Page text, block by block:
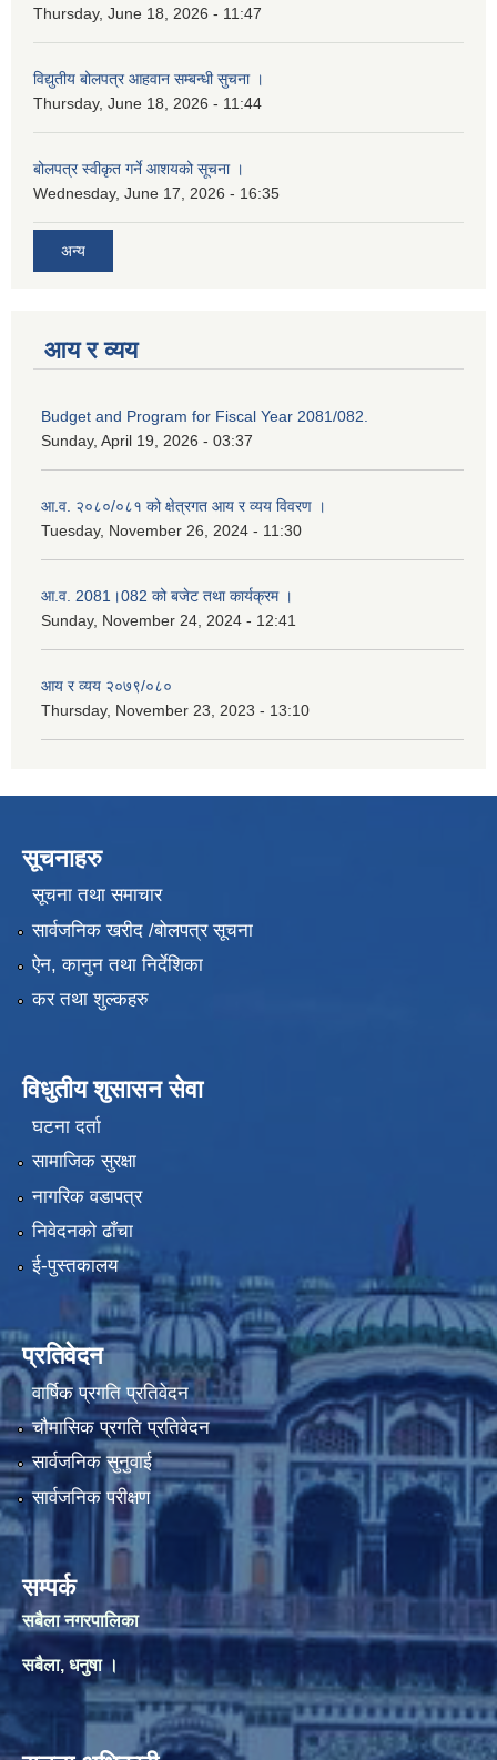
Thursday, June 18, 2026 - 11:47
विद्युतीय बोलपत्र आहवान सम्बन्धी सुचना ।
Thursday, June 18, 2026 - 11:44
बोलपत्र स्वीकृत गर्ने आशयको सूचना ।
Wednesday, June 17, 2026 - 16:35
अन्य
आय र व्यय
Budget and Program for Fiscal Year 2081/082.
Sunday, April 19, 2026 - 03:37
आ.व. २०८०/०८१ को क्षेत्रगत आय र व्यय विवरण ।
Tuesday, November 26, 2024 - 11:30
आ.व. 2081।082 को बजेट तथा कार्यक्रम ।
Sunday, November 24, 2024 - 12:41
आय र व्यय २०७९/०८०
Thursday, November 23, 2023 - 13:10
सूचनाहरु
सूचना तथा समाचार
सार्वजनिक खरीद /बोलपत्र सूचना
ऐन, कानुन तथा निर्देशिका
कर तथा शुल्कहरु
विधुतीय शुसासन सेवा
घटना दर्ता
सामाजिक सुरक्षा
नागरिक वडापत्र
निवेदनको ढाँचा
ई-पुस्तकालय
प्रतिवेदन
वार्षिक प्रगति प्रतिवेदन
चौमासिक प्रगति प्रतिवेदन
सार्वजनिक सुनुवाई
सार्वजनिक परीक्षण
सम्पर्क
सबैला नगरपालिका
सबैला, धनुषा ।